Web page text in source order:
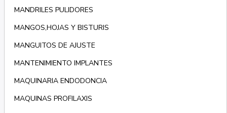
MANDRILES PULIDORES
MANGOS,HOJAS Y BISTURIS
MANGUITOS DE AJUSTE
MANTENIMIENTO IMPLANTES
MAQUINARIA ENDODONCIA
MAQUINAS PROFILAXIS